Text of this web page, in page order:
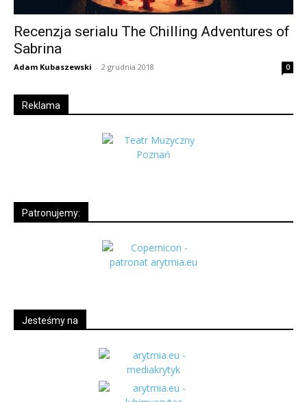
Recenzja serialu The Chilling Adventures of
Sabrina
Adam Kubaszewski - 2 grudnia 2018 0
Reklama
Patronujemy:
Jesteśmy na